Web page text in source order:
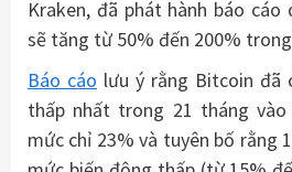
Kraken, đã phát hành báo
sẽ tăng từ 50% đến 200%
Báo cáo lưu ý rằng Bitcoin đã
thấp nhất trong 21 tháng
mức chỉ 23% và tuyên bố rằng